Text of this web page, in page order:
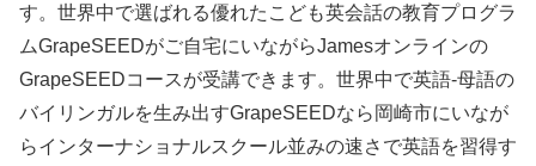
す。世界中で選ばれる優れたこども英会話の教育プログラ
ムGrapeSEEDがご自宅にいながらJamesオンラインの
GrapeSEEDコースが受講できます。世界中で英語-母語の
バイリンガルを生み出すGrapeSEEDなら岡崎市にいなが
らインターナショナルスクール並みの速さで英語を習得す